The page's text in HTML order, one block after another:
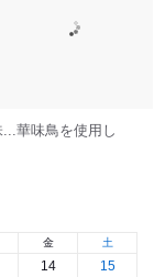
華味鳥を使用し
金
14
土
15